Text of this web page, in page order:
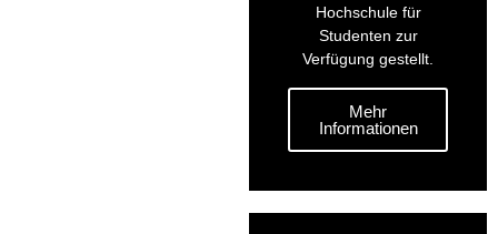
Hochschule für
Studenten zur
Verfügung gestellt.
Mehr
Informationen